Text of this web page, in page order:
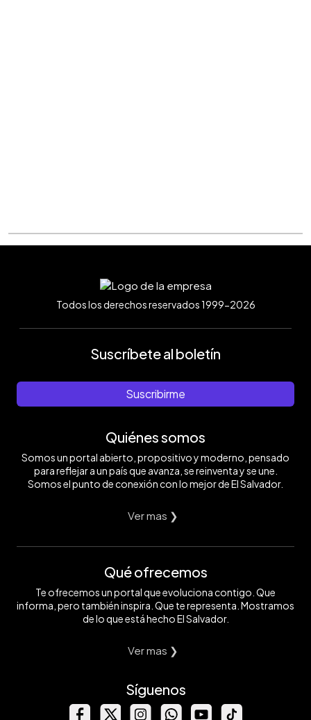
Todos los derechos reservados 1999-2026
Suscríbete al boletín
Suscribirme
Quiénes somos
Somos un portal abierto, propositivo y moderno, pensado
para reflejar a un país que avanza, se reinventa y se une.
Somos el punto de conexión con lo mejor de El Salvador.
Ver mas ❯
Qué ofrecemos
Te ofrecemos un portal que evoluciona contigo. Que
informa, pero también inspira. Que te representa. Mostramos
de lo que está hecho El Salvador.
Ver mas ❯
Síguenos